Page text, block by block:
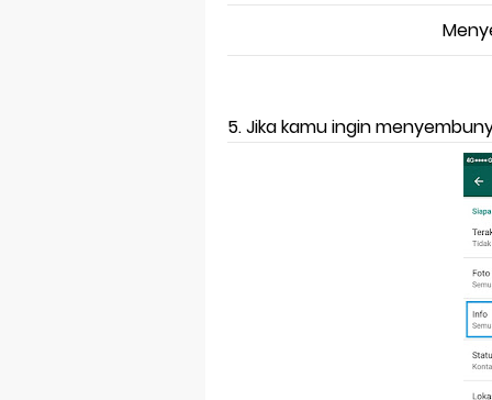
5. Jika kamu ingin